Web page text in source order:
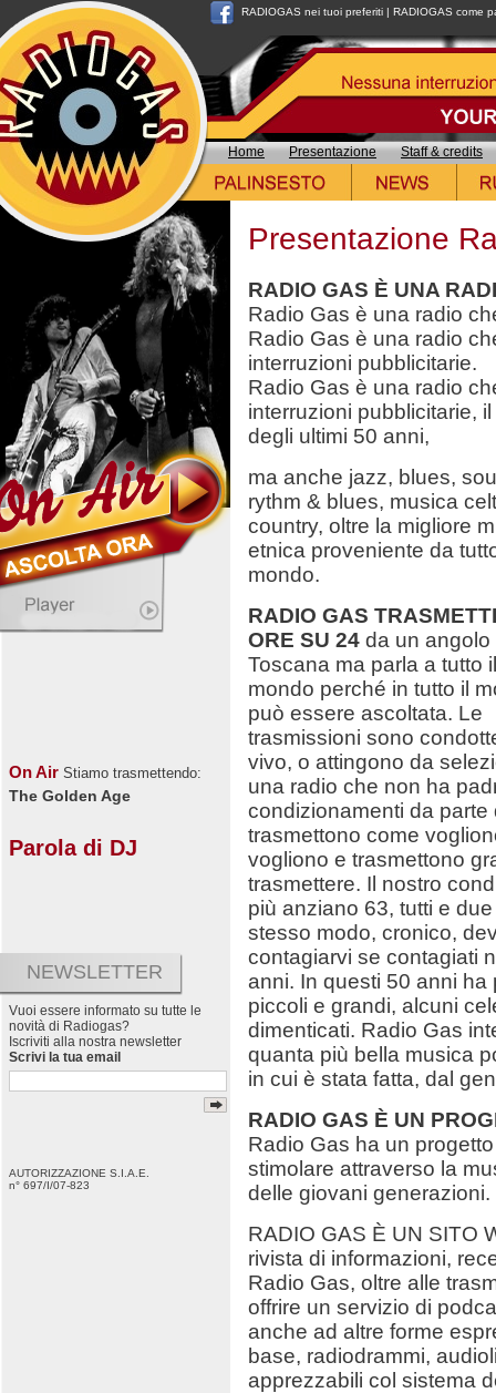
RADIOGAS nei tuoi preferiti | RADIOGAS come
Home Presentazione Staff & credits
On Air Stiamo trasmettendo:
The Golden Age
Parola di DJ
NEWSLETTER
Vuoi essere informato su tutte le
novità di Radiogas?
Iscriviti alla nostra newsletter
Scrivi la tua email
AUTORIZZAZIONE S.I.A.E.
n° 697/I/07-823
Presentazione
RADIO GAS È UNA
Radio Gas è una radio
Radio Gas è una radio
interruzioni pubblicitarie.
Radio Gas è una radio
interruzioni pubblicitarie,
degli ultimi 50 anni,
ma anche jazz, blues,
rythm & blues, musica
country, oltre la migliore
etnica proveniente da
mondo.
RADIO GAS
ORE SU 24 da un angolo
Toscana ma parla a tutto il
mondo perché in tutto il
può essere ascoltata. Le
trasmissioni sono
vivo, o attingono da
una radio che non ha
condizionamenti da
trasmettono come
vogliono e trasmettono
trasmettere. Il nostro
più anziano 63, tutti e
stesso modo, cronico,
contagiarvi se contagiati
anni. In questi 50 anni ha
piccoli e grandi, alcuni
dimenticati. Radio Gas
quanta più bella musica
in cui è stata fatta, dal
RADIO GAS È UN
Radio Gas ha un
stimolare attraverso la
delle giovani generazioni.
RADIO GAS È UN SITO
rivista di informazioni,
Radio Gas, oltre alle
offrire un servizio di
anche ad altre forme
base, radiodrammi,
apprezzabili col sistema